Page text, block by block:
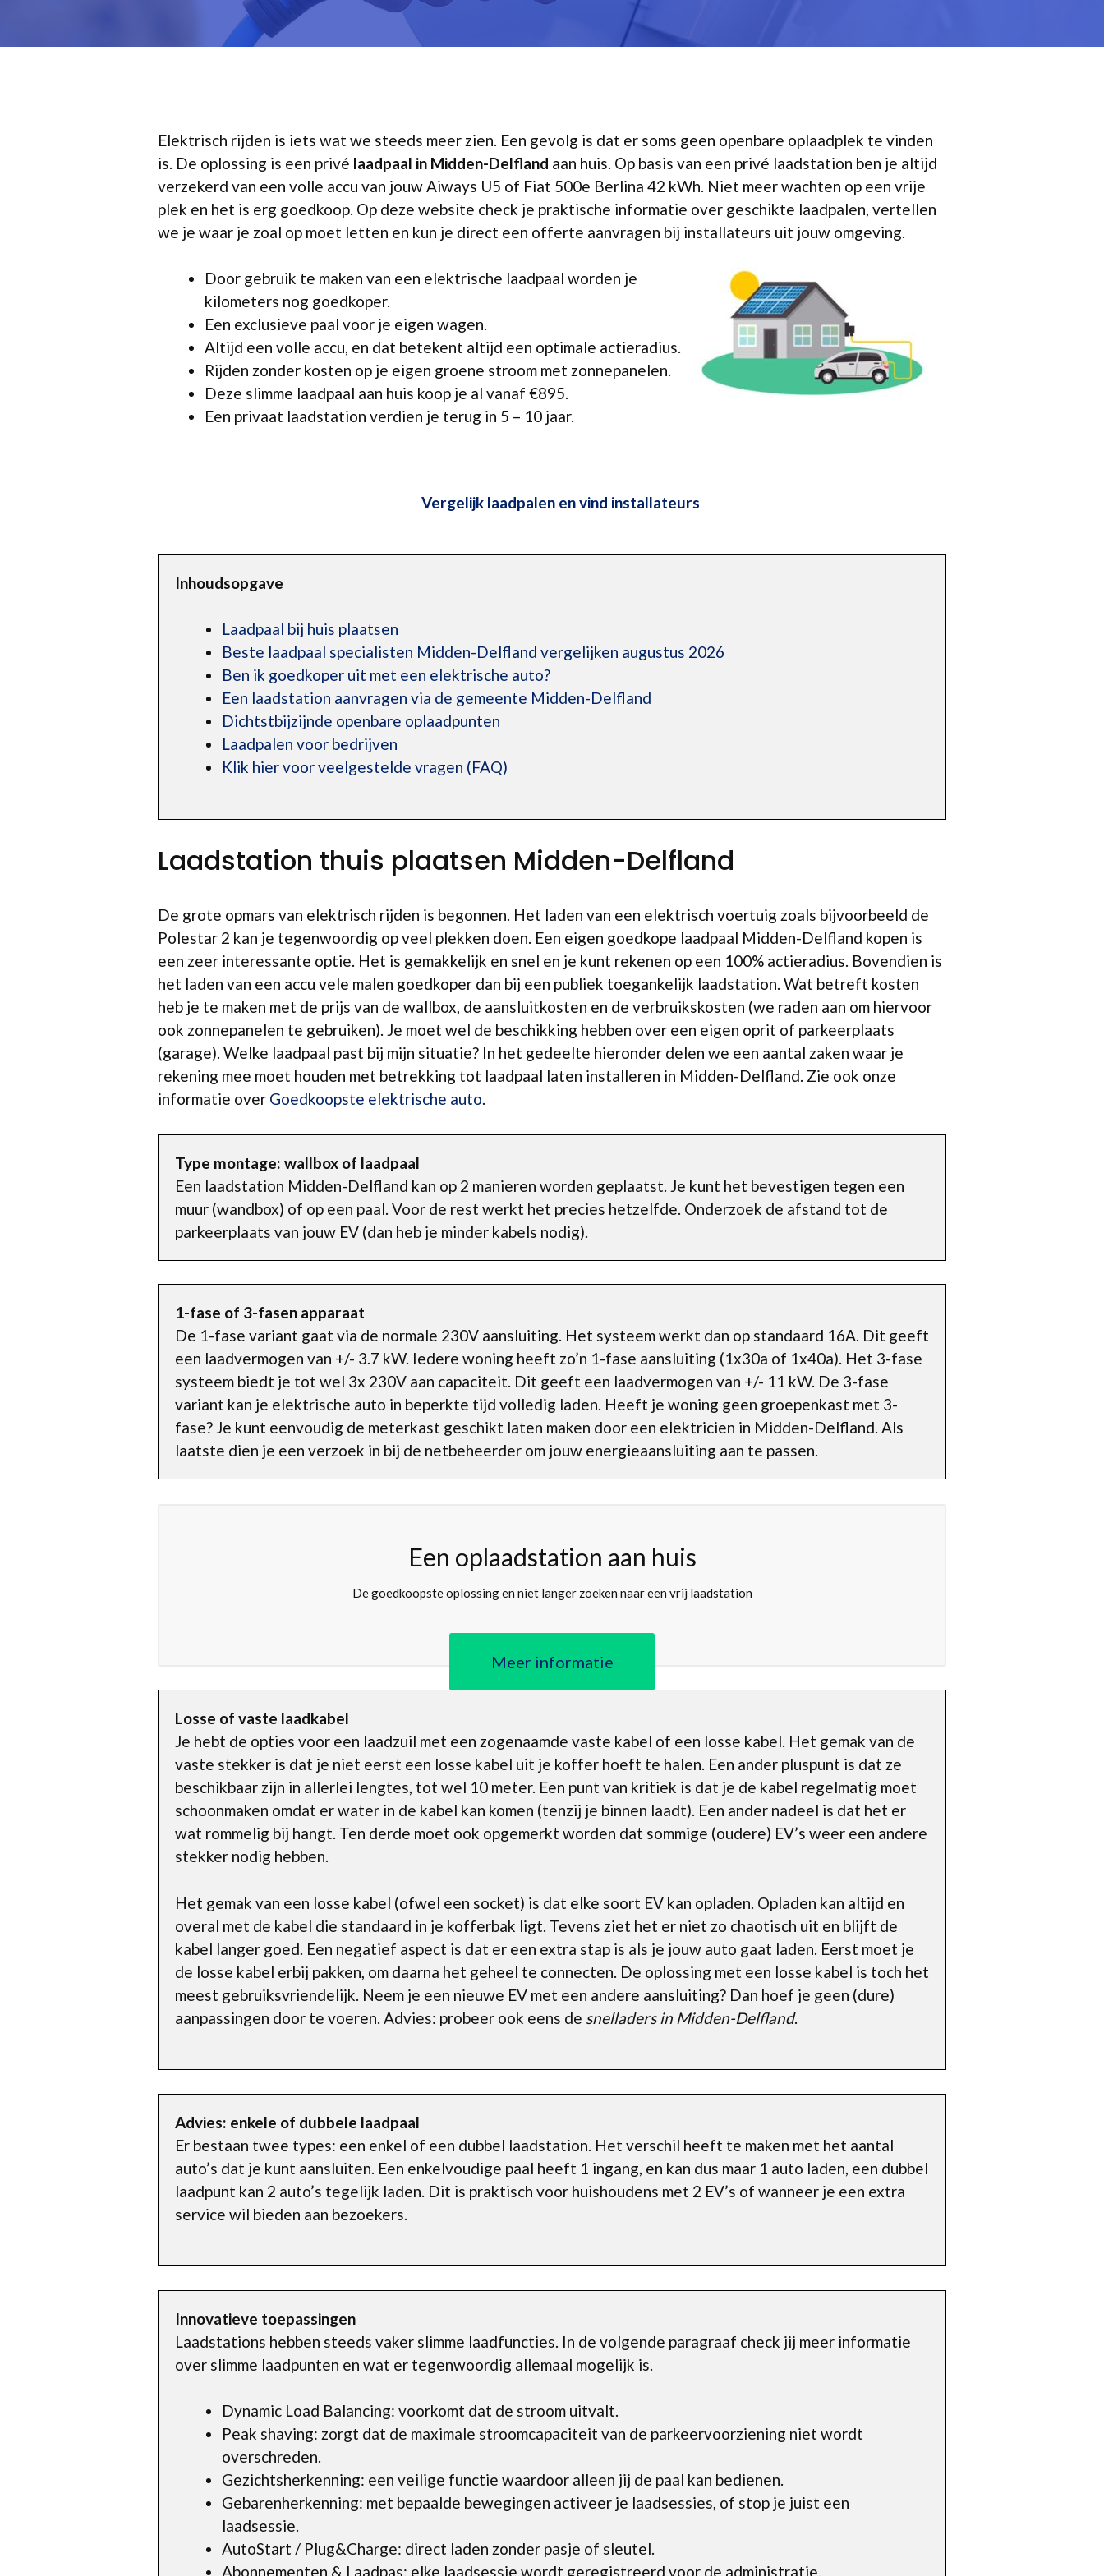
Elektrisch rijden is iets wat we steeds meer zien. Een gevolg is dat er soms geen openbare oplaadplek te vinden
is. De oplossing is een privé laadpaal in Midden-Delfland aan huis. Op basis van een privé laadstation ben je altijd
verzekerd van een volle accu van jouw Aiways U5 of Fiat 500e Berlina 42 kWh. Niet meer wachten op een vrije
plek en het is erg goedkoop. Op deze website check je praktische informatie over geschikte laadpalen, vertellen
we je waar je zoal op moet letten en kun je direct een offerte aanvragen bij installateurs uit jouw omgeving.
Door gebruik te maken van een elektrische laadpaal worden je
kilometers nog goedkoper.
Een exclusieve paal voor je eigen wagen.
Altijd een volle accu, en dat betekent altijd een optimale actieradius.
Rijden zonder kosten op je eigen groene stroom met zonnepanelen.
Deze slimme laadpaal aan huis koop je al vanaf €895.
Een privaat laadstation verdien je terug in 5 – 10 jaar.
Vergelijk laadpalen en vind installateurs
Inhoudsopgave
Laadpaal bij huis plaatsen
Beste laadpaal specialisten Midden-Delfland vergelijken augustus 2026
Ben ik goedkoper uit met een elektrische auto?
Een laadstation aanvragen via de gemeente Midden-Delfland
Dichtstbijzijnde openbare oplaadpunten
Laadpalen voor bedrijven
Klik hier voor veelgestelde vragen (FAQ)
Laadstation thuis plaatsen Midden-Delfland
De grote opmars van elektrisch rijden is begonnen. Het laden van een elektrisch voertuig zoals bijvoorbeeld de
Polestar 2 kan je tegenwoordig op veel plekken doen. Een eigen goedkope laadpaal Midden-Delfland kopen is
een zeer interessante optie. Het is gemakkelijk en snel en je kunt rekenen op een 100% actieradius. Bovendien is
het laden van een accu vele malen goedkoper dan bij een publiek toegankelijk laadstation. Wat betreft kosten
heb je te maken met de prijs van de wallbox, de aansluitkosten en de verbruikskosten (we raden aan om hiervoor
ook zonnepanelen te gebruiken). Je moet wel de beschikking hebben over een eigen oprit of parkeerplaats
(garage). Welke laadpaal past bij mijn situatie? In het gedeelte hieronder delen we een aantal zaken waar je
rekening mee moet houden met betrekking tot laadpaal laten installeren in Midden-Delfland. Zie ook onze
informatie over Goedkoopste elektrische auto.
Type montage: wallbox of laadpaal
Een laadstation Midden-Delfland kan op 2 manieren worden geplaatst. Je kunt het bevestigen tegen een
muur (wandbox) of op een paal. Voor de rest werkt het precies hetzelfde. Onderzoek de afstand tot de
parkeerplaats van jouw EV (dan heb je minder kabels nodig).
1-fase of 3-fasen apparaat
De 1-fase variant gaat via de normale 230V aansluiting. Het systeem werkt dan op standaard 16A. Dit geeft
een laadvermogen van +/- 3.7 kW. Iedere woning heeft zo’n 1-fase aansluiting (1x30a of 1x40a). Het 3-fase
systeem biedt je tot wel 3x 230V aan capaciteit. Dit geeft een laadvermogen van +/- 11 kW. De 3-fase
variant kan je elektrische auto in beperkte tijd volledig laden. Heeft je woning geen groepenkast met 3-
fase? Je kunt eenvoudig de meterkast geschikt laten maken door een elektricien in Midden-Delfland. Als
laatste dien je een verzoek in bij de netbeheerder om jouw energieaansluiting aan te passen.
Een oplaadstation aan huis
De goedkoopste oplossing en niet langer zoeken naar een vrij laadstation
Meer informatie
Losse of vaste laadkabel
Je hebt de opties voor een laadzuil met een zogenaamde vaste kabel of een losse kabel. Het gemak van de
vaste stekker is dat je niet eerst een losse kabel uit je koffer hoeft te halen. Een ander pluspunt is dat ze
beschikbaar zijn in allerlei lengtes, tot wel 10 meter. Een punt van kritiek is dat je de kabel regelmatig moet
schoonmaken omdat er water in de kabel kan komen (tenzij je binnen laadt). Een ander nadeel is dat het er
wat rommelig bij hangt. Ten derde moet ook opgemerkt worden dat sommige (oudere) EV’s weer een andere
stekker nodig hebben.
Het gemak van een losse kabel (ofwel een socket) is dat elke soort EV kan opladen. Opladen kan altijd en
overal met de kabel die standaard in je kofferbak ligt. Tevens ziet het er niet zo chaotisch uit en blijft de
kabel langer goed. Een negatief aspect is dat er een extra stap is als je jouw auto gaat laden. Eerst moet je
de losse kabel erbij pakken, om daarna het geheel te connecten. De oplossing met een losse kabel is toch het
meest gebruiksvriendelijk. Neem je een nieuwe EV met een andere aansluiting? Dan hoef je geen (dure)
aanpassingen door te voeren. Advies: probeer ook eens de snelladers in Midden-Delfland.
Advies: enkele of dubbele laadpaal
Er bestaan twee types: een enkel of een dubbel laadstation. Het verschil heeft te maken met het aantal
auto’s dat je kunt aansluiten. Een enkelvoudige paal heeft 1 ingang, en kan dus maar 1 auto laden, een dubbel
laadpunt kan 2 auto’s tegelijk laden. Dit is praktisch voor huishoudens met 2 EV’s of wanneer je een extra
service wil bieden aan bezoekers.
Innovatieve toepassingen
Laadstations hebben steeds vaker slimme laadfuncties. In de volgende paragraaf check jij meer informatie
over slimme laadpunten en wat er tegenwoordig allemaal mogelijk is.
Dynamic Load Balancing: voorkomt dat de stroom uitvalt.
Peak shaving: zorgt dat de maximale stroomcapaciteit van de parkeervoorziening niet wordt
overschreden.
Gezichtsherkenning: een veilige functie waardoor alleen jij de paal kan bedienen.
Gebarenherkenning: met bepaalde bewegingen activeer je laadsessies, of stop je juist een
laadsessie.
AutoStart / Plug&Charge: direct laden zonder pasje of sleutel.
Abonnementen & Laadpas: elke laadsessie wordt geregistreerd voor de administratie.